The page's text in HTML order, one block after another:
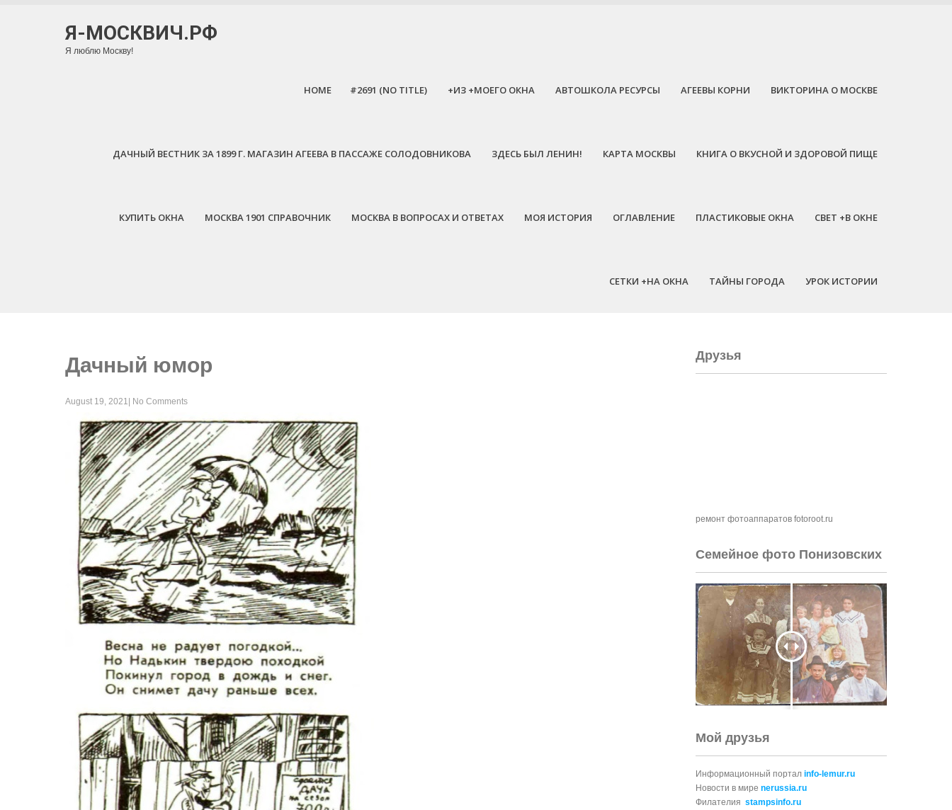
Я-МОСКВИЧ.РФ
Я люблю Москву!
HOME #2691 (NO TITLE) +ИЗ +МОЕГО ОКНА АВТОШКОЛА РЕСУРСЫ АГЕЕВЫ КОРНИ ВИКТОРИНА О МОСКВЕ
ДАЧНЫЙ ВЕСТНИК ЗА 1899 Г. МАГАЗИН АГЕЕВА В ПАССАЖЕ СОЛОДОВНИКОВА ЗДЕСЬ БЫЛ ЛЕНИН! КАРТА МОСКВЫ КНИГА О ВКУСНОЙ И ЗДОРОВОЙ ПИЩЕ
КУПИТЬ ОКНА МОСКВА 1901 СПРАВОЧНИК МОСКВА В ВОПРОСАХ И ОТВЕТАХ МОЯ ИСТОРИЯ ОГЛАВЛЕНИЕ ПЛАСТИКОВЫЕ ОКНА СВЕТ +В ОКНЕ
СЕТКИ +НА ОКНА ТАЙНЫ ГОРОДА УРОК ИСТОРИИ
Дачный юмор
August 19, 2021 No Comments
Друзья
ремонт фотоаппаратов fotoroot.ru
Семейное фото Понизовских
Мой друзья
Информационный портал info-lemur.ru
Новости в мире nerussia.ru
Филателия stampsinfo.ru